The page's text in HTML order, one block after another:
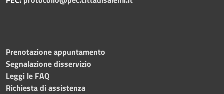
Prenotazione appuntamento
Segnalazione disservizio
Leggi le FAQ
Richiesta di assistenza